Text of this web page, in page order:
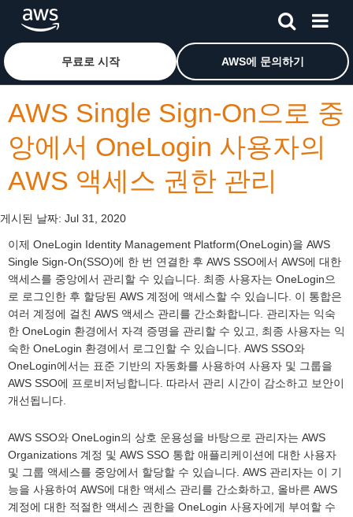
메인 콘텐츠로 건너뛰기Amazon Web Services 홈 페이지로 돌아가려면 여기를 클
무료로 시작 AWS에 문의하기
AWS Single Sign-On으로 중
앙에서 OneLogin 사용자의
AWS 액세스 권한 관리
게시된 날짜: Jul 31, 2020
이제 OneLogin Identity Management Platform(OneLogin)을 AWS
Single Sign-On(SSO)에 한 번 연결한 후 AWS SSO에서 AWS에 대한
액세스를 중앙에서 관리할 수 있습니다. 최종 사용자는 OneLogin으
로 로그인한 후 할당된 AWS 계정에 액세스할 수 있습니다. 이 통합은
여러 계정에 걸친 AWS 액세스 관리를 간소화합니다. 관리자는 익숙
한 OneLogin 환경에서 자격 증명을 관리할 수 있고, 최종 사용자는 익
숙한 OneLogin 환경에서 로그인할 수 있습니다. AWS SSO와
OneLogin에서는 표준 기반의 자동화를 사용하여 사용자 및 그룹을
AWS SSO에 프로비저닝합니다. 따라서 관리 시간이 감소하고 보안이
개선됩니다.
AWS SSO와 OneLogin의 상호 운용성을 바탕으로 관리자는 AWS
Organizations 계정 및 AWS SSO 통합 애플리케이션에 대한 사용자
및 그룹 액세스를 중앙에서 할당할 수 있습니다. AWS 관리자는 이 기
능을 사용하여 AWS에 대한 액세스 관리를 간소화하고, 올바른 AWS
계정에 대한 적절한 액세스 권한을 OneLogin 사용자에게 부여할 수